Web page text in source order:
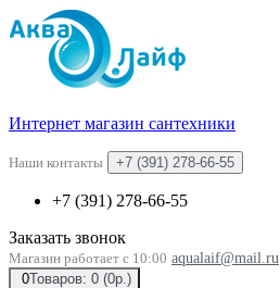
Интернет магазин сантехники
Наши контакты +7 (391) 278-66-55
+7 (391) 278-66-55
Заказать звонок
Магазин работает с 10:00 aqualaif@mail.ru
0Товаров: 0 (0р.)